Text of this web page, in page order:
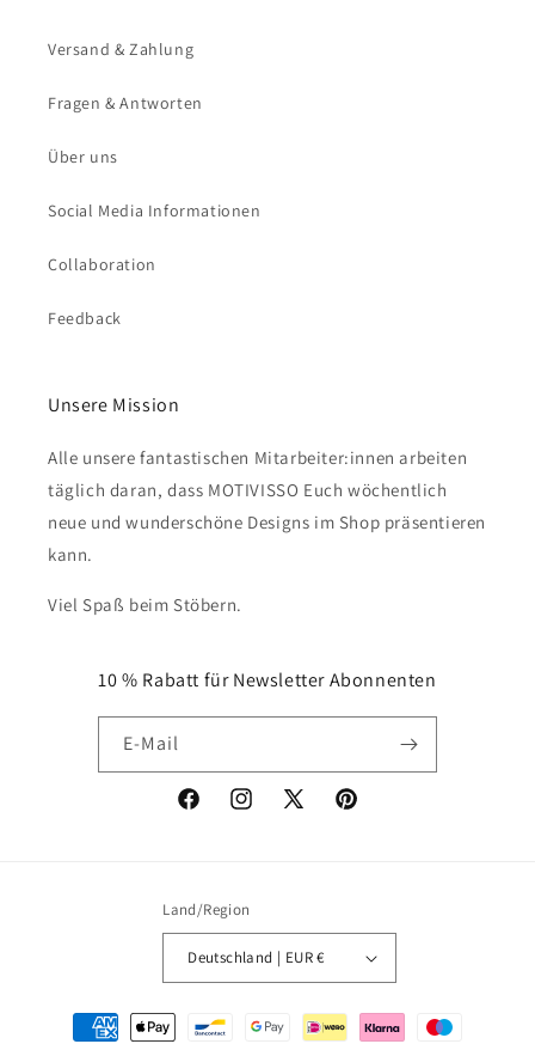
Versand & Zahlung
Fragen & Antworten
Über uns
Social Media Informationen
Collaboration
Feedback
Unsere Mission
Alle unsere fantastischen Mitarbeiter:innen arbeiten
täglich daran, dass MOTIVISSO Euch wöchentlich
neue und wunderschöne Designs im Shop präsentieren
kann.
Viel Spaß beim Stöbern.
10 % Rabatt für Newsletter Abonnenten
E-Mail
FacebookInstagram
X
Pinterest
Land/Region
Deutschland | EUR €
Zahlungsmethoden